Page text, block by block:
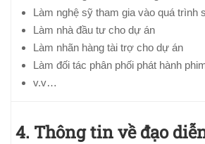
Làm nghệ sỹ tham gia vào quá trình
Làm nhà đầu tư cho dự án
Làm nhãn hàng tài trợ cho dự án
Làm đối tác phân phối phát hành
v.v…
4. Thông tin về đạo